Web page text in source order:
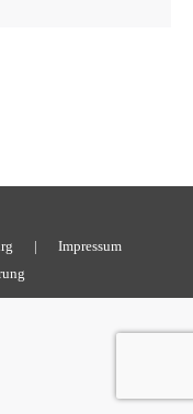
| Impressum